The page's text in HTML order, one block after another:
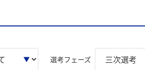
選考フェーズ